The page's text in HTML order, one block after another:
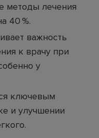
методы лечения
40 %.
важность
к врачу при
у
ключевым
и улучшении